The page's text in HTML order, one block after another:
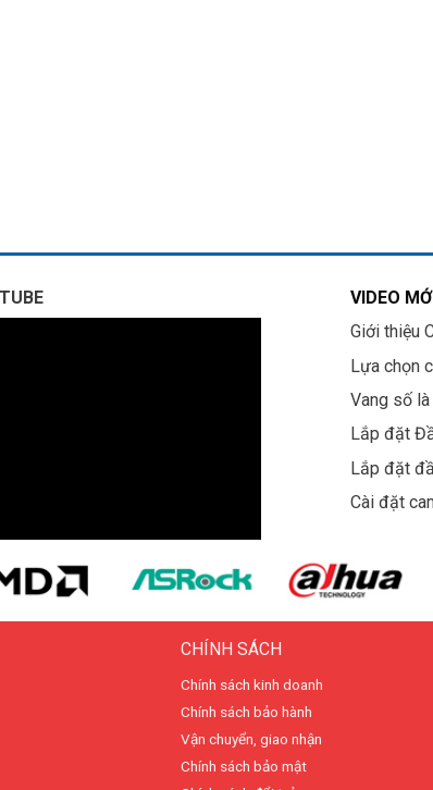
VIDEO
Giới thiệu
Lựa chọn
Vang số
Lắp đặt
Lắp đặt
Cài đặt
CHÍNH SÁCH
Chính sách kinh doanh
Chính sách bảo hành
Vận chuyển, giao nhận
Chính sách bảo mật